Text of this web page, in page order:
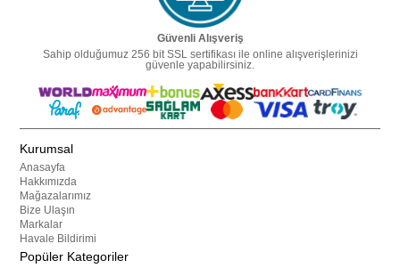
Güvenli Alışveriş
Sahip olduğumuz 256 bit SSL sertifikası ile online alışverişlerinizi
güvenle yapabilirsiniz.
Kurumsal
Anasayfa
Hakkımızda
Mağazalarımız
Bize Ulaşın
Markalar
Havale Bildirimi
Popüler Kategoriler